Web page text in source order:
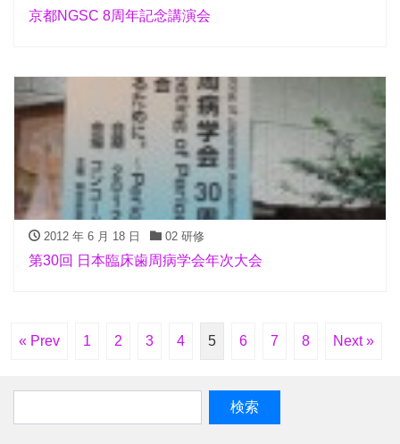
京都NGSC 8周年記念講演会
2012 年 6 月 18 日 02 研修
第30回 日本臨床歯周病学会年次大会
« Prev 1 2 3 4 5 6 7 8 Next »